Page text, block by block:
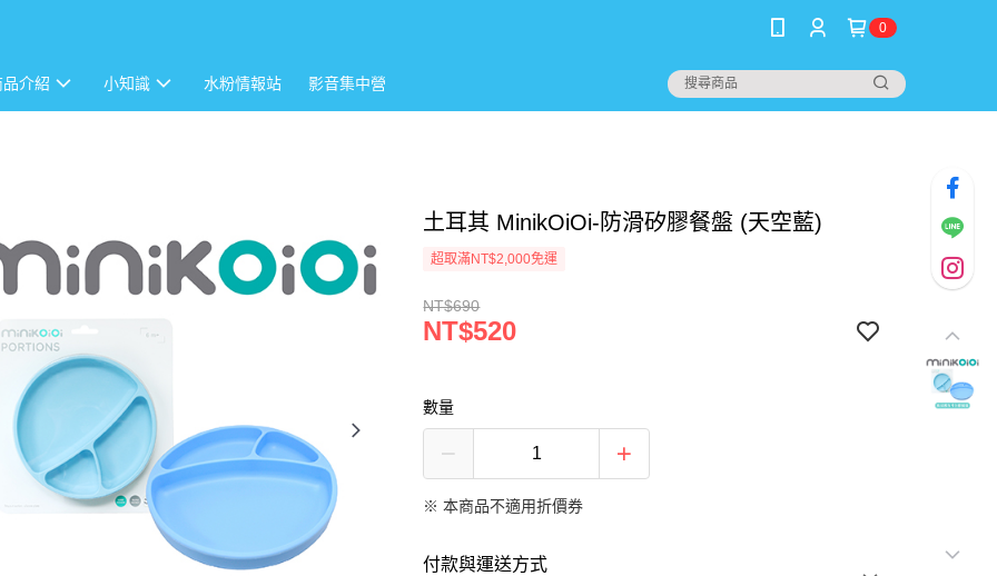
0
品介紹 小知識 水粉情報站 影音集中營
土耳其 MinikOiOi-防滑矽膠餐盤 (天空藍)
超取滿NT$2,000免運
NT$690
NT$520
數量
※ 本商品不適用折價券
付款與運送方式